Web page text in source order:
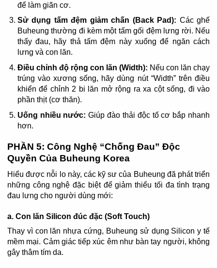
để làm giãn cơ.
Sử dụng tấm đệm giảm chấn (Back Pad): Các ghế
Buheung thường đi kèm một tấm gối đệm lưng rời. Nếu
thấy đau, hãy thả tấm đệm này xuống để ngăn cách
lưng và con lăn.
Điều chỉnh độ rộng con lăn (Width): Nếu con lăn chạy
trúng vào xương sống, hãy dùng nút “Width” trên điều
khiển để chỉnh 2 bi lăn mở rộng ra xa cột sống, đi vào
phần thịt (cơ thăn).
Uống nhiều nước: Giúp đào thải độc tố cơ bắp nhanh
hơn.
PHẦN 5: Công Nghệ “Chống Đau” Độc
Quyền Của Buheung Korea
Hiểu được nỗi lo này, các kỹ sư của Buheung đã phát triển
những công nghệ đặc biệt để giảm thiểu tối đa tình trạng
đau lưng cho người dùng mới:
a. Con lăn Silicon đúc đặc (Soft Touch)
Thay vì con lăn nhựa cứng, Buheung sử dụng Silicon y tế
mềm mại. Cảm giác tiếp xúc êm như bàn tay người, không
gây thâm tím da.